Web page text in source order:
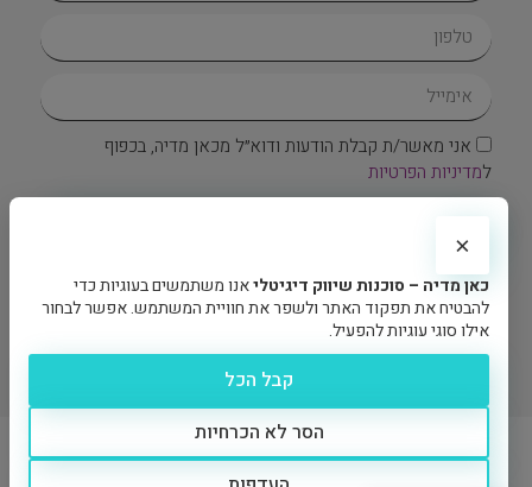
אני מאשר/ת קבלת הודעות ודוא״ל מכאן מדיה, בכפוף
למדיניות הפרטיות
צרו איתנו קשר
הפרטיותו-תנאי השירותשל Google.
×
כאן מדיה – סוכנות שיווק דיגיטליאנו משתמשים בעוגיות כדי
להבטיח את תפקוד האתר ולשפר את חוויית המשתמש. אפשר לבחור
אילו סוגי עוגיות להפעיל.
קבל הכל
הסר לא הכרחיות